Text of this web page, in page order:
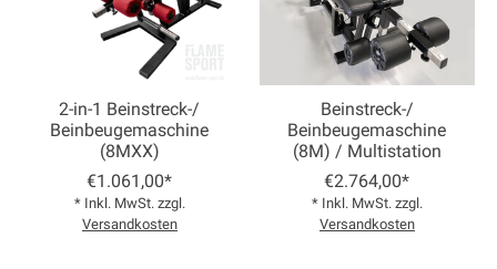
2-in-1 Beinstreck-/
Beinbeugemaschine
(8MXX)
€1.061,00*
* Inkl. MwSt. zzgl.
Versandkosten
Beinstreck-/
Beinbeugemaschine
(8M) / Multistation
€2.764,00*
* Inkl. MwSt. zzgl.
Versandkosten